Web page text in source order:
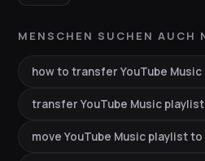
MENSCHEN SUCHEN AUCH
how to transfer YouTube
transfer YouTube Music
move YouTube Music playlist